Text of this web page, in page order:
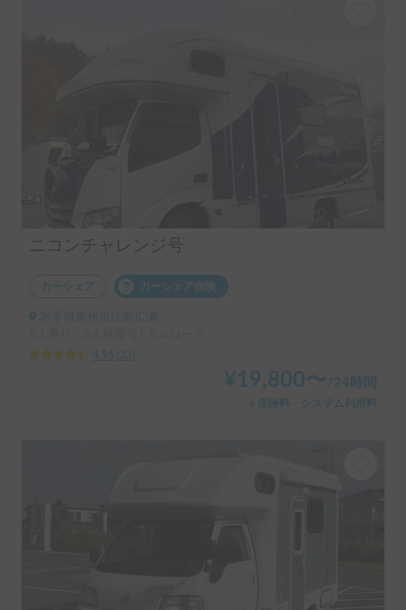
ニコンチャレンジ号
カーシェア カーシェア保険
岩手県奥州市江刺広瀬
4.96
23
¥ 19,800〜/24時間
＋保険料・システム利用料